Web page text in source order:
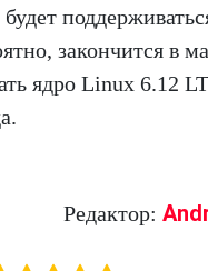
закончится в
ядро Linux 6.12
Редактор: